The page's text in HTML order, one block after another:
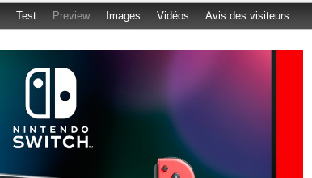
Test Preview Images Vidéos Avis des visiteurs